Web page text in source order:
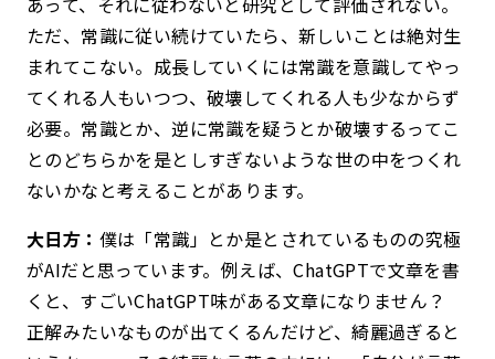
ただ、常識に従い続けていたら、新しいことは絶対生
まれてこない。成長していくには常識を意識してやっ
てくれる人もいつつ、破壊してくれる人も少なからず
必要。常識とか、逆に常識を疑うとか破壊するってこ
とのどちらかを是としすぎないような世の中をつくれ
ないかなと考えることがあります。
大日方： 僕は「常識」とか是とされているものの究極
がAIだと思っています。例えば、ChatGPTで文章を書
くと、すごいChatGPT味がある文章になりません？
正解みたいなものが出てくるんだけど、綺麗過ぎると